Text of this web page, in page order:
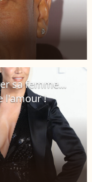
sa femme...
l'amour !